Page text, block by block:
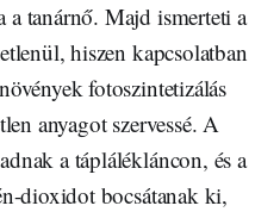
a tanárnő. Majd ismerteti a
hiszen kapcsolatban
fotoszintetizálás
anyagot szervessé. A
a táplálékláncon, és a
dioxidot bocsátanak ki,